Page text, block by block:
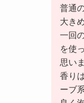
普通
大き
一回
を使
思い
香り
ーブ